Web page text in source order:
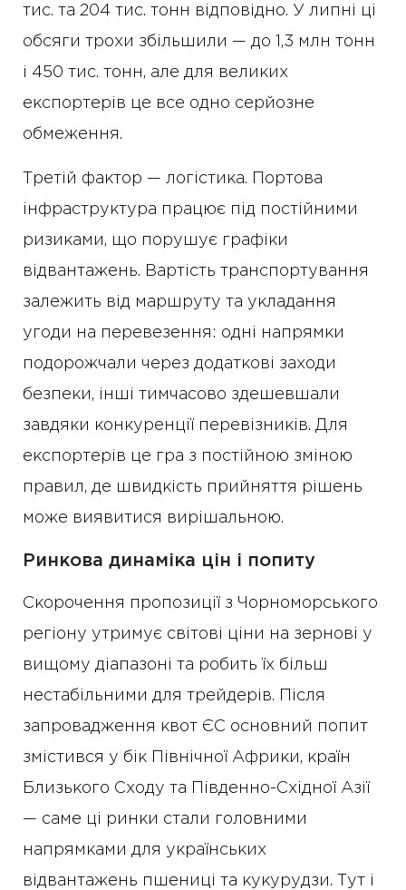
тис. та 204 тис. тонн відповідно. У липні ці
обсяги трохи збільшили — до 1,3 млн тонн
і 450 тис. тонн, але для великих
експортерів це все одно серйозне
обмеження.
Третій фактор — логістика. Портова
інфраструктура працює під постійними
ризиками, що порушує графіки
відвантажень. Вартість транспортування
залежить від маршруту та укладання
угоди на перевезення: одні напрямки
подорожчали через додаткові заходи
безпеки, інші тимчасово здешевшали
завдяки конкуренції перевізників. Для
експортерів це гра з постійною зміною
правил, де швидкість прийняття рішень
може виявитися вирішальною.
Ринкова динаміка цін і попиту
Скорочення пропозиції з Чорноморського
регіону утримує світові ціни на зернові у
вищому діапазоні та робить їх більш
нестабільними для трейдерів. Після
запровадження квот ЄС основний попит
змістився у бік Північної Африки, країн
Близького Сходу та Південно-Східної Азії
— саме ці ринки стали головними
напрямками для українських
відвантажень пшениці та кукурудзи. Тут і